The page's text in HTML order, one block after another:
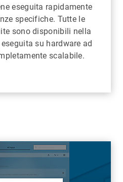
eseguita rapidamente
specifiche. Tutte le
sono disponibili nella
su hardware ad
scalabile.